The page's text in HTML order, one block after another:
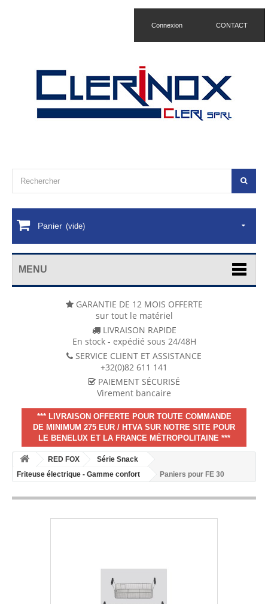
CONTACT
Connexion
Panier (vide)
MENU
GARANTIE DE 12 MOIS OFFERTE
sur tout le matériel
LIVRAISON RAPIDE
En stock - expédié sous 24/48H
SERVICE CLIENT ET ASSISTANCE
+32(0)82 611 141
PAIEMENT SÉCURISÉ
Virement bancaire
*** LIVRAISON OFFERTE POUR TOUTE COMMANDE
DE MINIMUM 275 EUR / HTVA SUR NOTRE SITE POUR
LE BENELUX ET LA FRANCE MÉTROPOLITAINE ***
RED FOX
Série Snack
Friteuse électrique - Gamme confort
Paniers pour FE 30